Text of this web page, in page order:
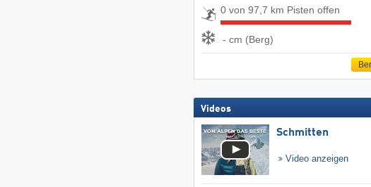
0 von 97,7 km Pisten offen
- cm (Berg)
Videos
Schmitten
Video anzeigen